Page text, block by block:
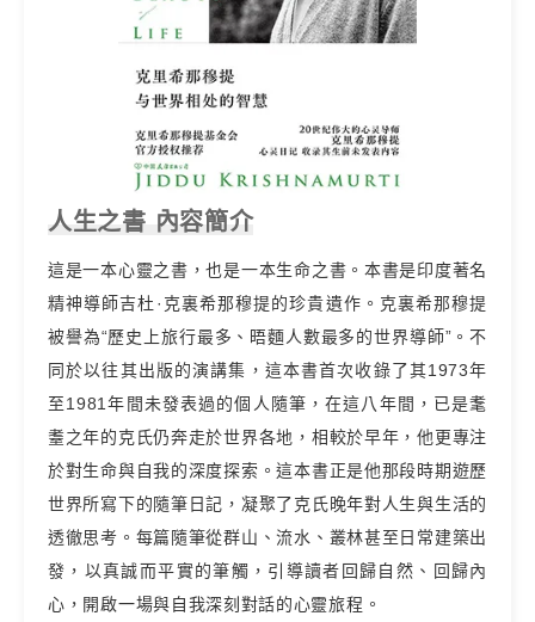
人生之書 內容簡介
這是一本心靈之書，也是一本生命之書。本書是印度著名
精神導師吉杜·克裏希那穆提的珍貴遺作。克裏希那穆提
被譽為“歷史上旅行最多、晤麵人數最多的世界導師”。不
同於以往其出版的演講集，這本書首次收錄了其1973年
至1981年間未發表過的個人隨筆，在這八年間，已是耄
耋之年的克氏仍奔走於世界各地，相較於早年，他更專注
於對生命與自我的深度探索。這本書正是他那段時期遊歷
世界所寫下的隨筆日記，凝聚了克氏晚年對人生與生活的
透徹思考。每篇隨筆從群山、流水、叢林甚至日常建築出
發，以真誠而平實的筆觸，引導讀者回歸自然、回歸內
心，開啟一場與自我深刻對話的心靈旅程。